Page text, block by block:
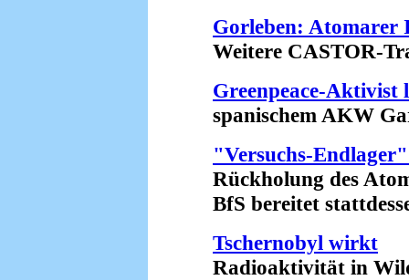
Gorleben: Atomarer
Weitere CASTOR-
Greenpeace-Aktivist
spanischem AKW
"Versuchs-
Rückholung des
BfS bereitet
Tschernobyl wirkt
Radioaktivität in